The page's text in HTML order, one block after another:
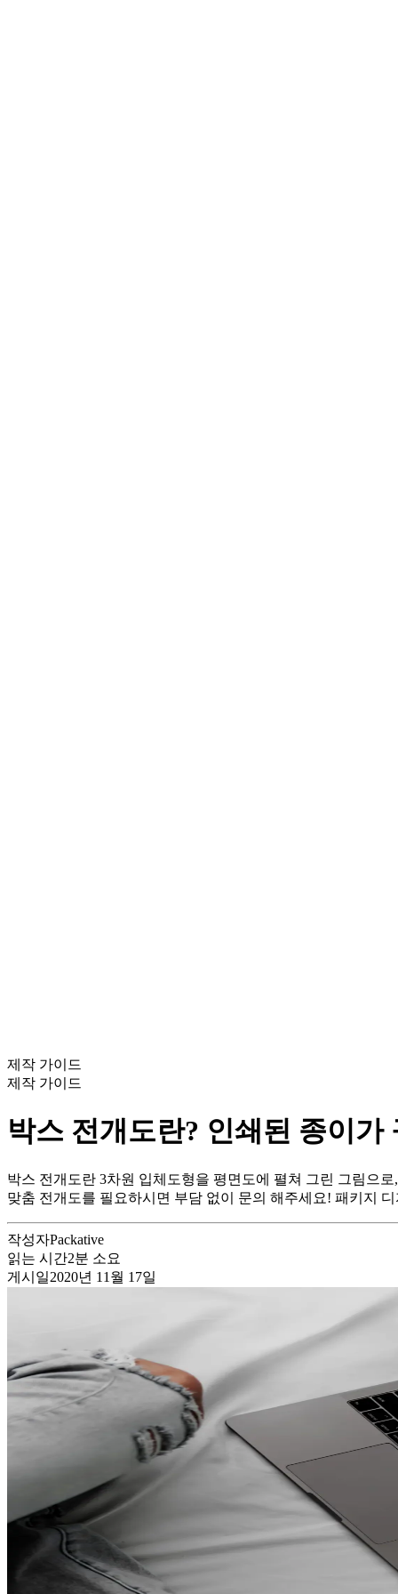
제작 가이드
제작 가이드
박스 전개도란? 인쇄된 종이가
박스 전개도란 3차원 입체도형을 평면도에 펼쳐 그린 그림으
맞춤 전개도를 필요하시면 부담 없이 문의 해주세요! 패키지
작성자Packative
읽는 시간2분 소요
게시일2020년 11월 17일